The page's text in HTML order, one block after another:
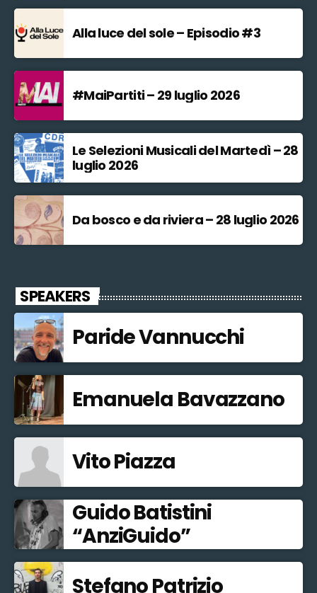
Alla luce del sole – Episodio #3
#MaiPartiti – 29 luglio 2026
Le Selezioni Musicali del Martedì – 28
luglio 2026
Da bosco e da riviera – 28 luglio 2026
SPEAKERS
Paride Vannucchi
Emanuela Bavazzano
Vito Piazza
Guido Batistini
“AnziGuido”
Stefano Patrizio